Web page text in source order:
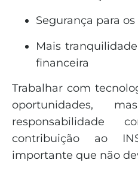
Segurança para
Mais
financeira
Trabalhar com
oportunidades,
contribuição ao
importante que não